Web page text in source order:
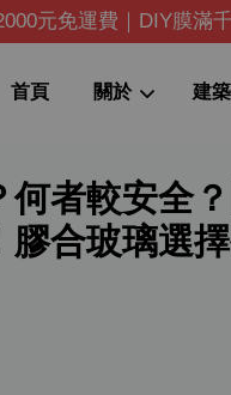
元免運費｜DIY膜滿
首頁 關於 建
者較安全
合玻璃選